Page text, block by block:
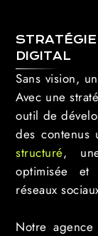
DIGITAL
Sans vision,
Avec une
outil de
des
structuré,
optimisée
réseaux
Notre